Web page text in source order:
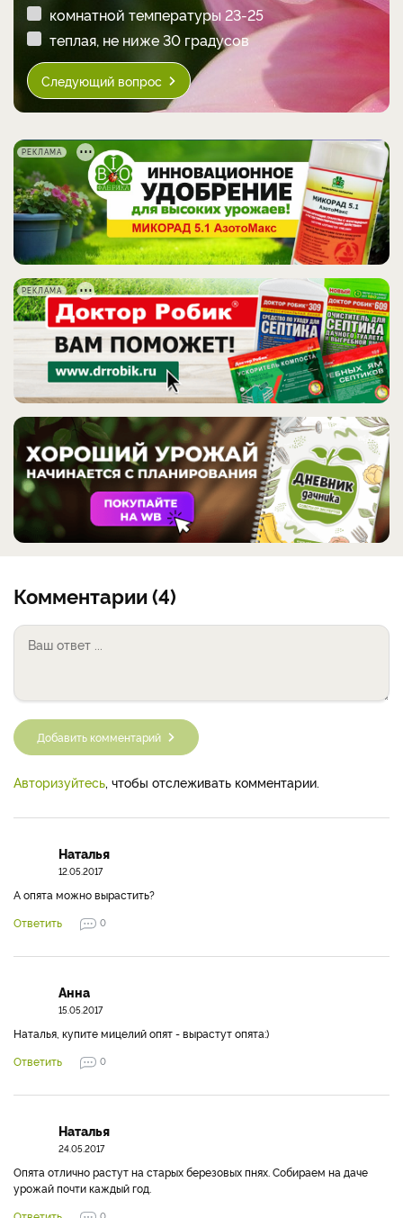
комнатной температуры 23-25
теплая, не ниже 30 градусов
Следующий вопрос
РЕКЛАМА
РЕКЛАМА
Комментарии (4)
Добавить комментарий
Авторизуйтесь , чтобы отслеживать комментарии.
Наталья
12.05.2017
А опята можно вырастить?
Ответить
0
Анна
15.05.2017
Наталья, купите мицелий опят - вырастут опята:)
Ответить
0
Наталья
24.05.2017
Опята отлично растут на старых березовых пнях. Собираем на даче
урожай почти каждый год.
0